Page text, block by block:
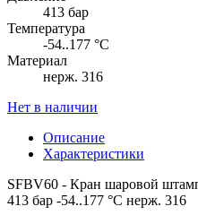
413 бар
Температура
-54..177 °C
Материал
нерж. 316
Нет в наличии
Описание
Характеристики
SFBV60 - Кран шаровой
413 бар -54..177 °C нерж. 316